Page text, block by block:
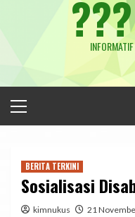
Menu
BERITA TERKINI
Sosialisasi
kimnukus 21